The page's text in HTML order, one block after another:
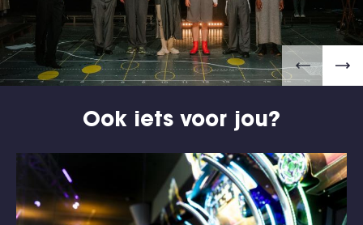
Ook iets voor jou?